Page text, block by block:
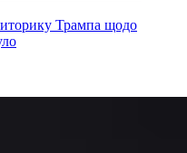
Трампа щодо